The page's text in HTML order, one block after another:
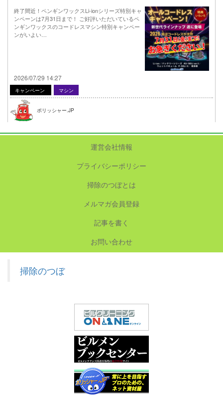
終了間近！ペンギンワックスLi-ionシリーズ特別キャ
ンペーンは7月31日まで！ ご好評いただいているペ
ンギンワックスのコードレスマシン特別キャンペー
ンがいよい…
2026/07/29 14:27
キャンペーン マシン
ポリッシャー.JP
運営会社情報
プライバシーポリシー
掃除のつぼとは
メルマガ会員登録
記事を書く
お問い合わせ
掃除のつぼ